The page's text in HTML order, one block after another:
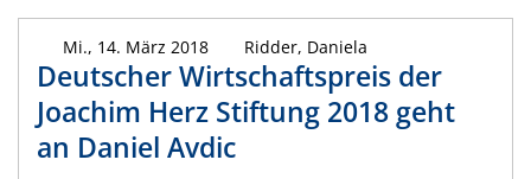
Mi., 14. März 2018 Ridder, Daniela
Deutscher Wirtschaftspreis der
Joachim Herz Stiftung 2018 geht
an Daniel Avdic